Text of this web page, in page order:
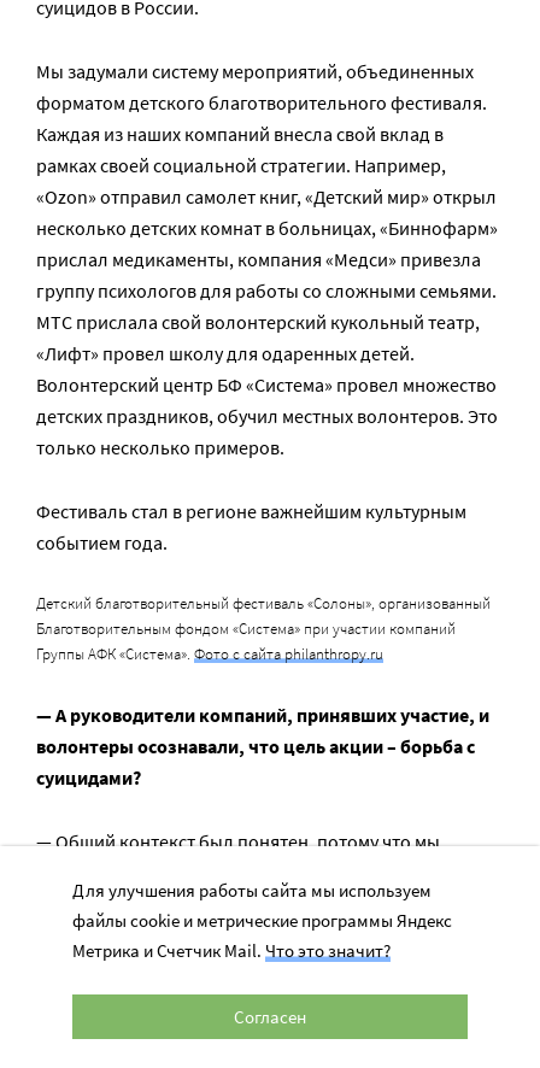
суицидов в России.
Мы задумали систему мероприятий, объединенных
форматом детского благотворительного фестиваля.
Каждая из наших компаний внесла свой вклад в
рамках своей социальной стратегии. Например,
«Ozon» отправил самолет книг, «Детский мир» открыл
несколько детских комнат в больницах, «Биннофарм»
прислал медикаменты, компания «Медси» привезла
группу психологов для работы со сложными семьями.
МТС прислала свой волонтерский кукольный театр,
«Лифт» провел школу для одаренных детей.
Волонтерский центр БФ «Система» провел множество
детских праздников, обучил местных волонтеров. Это
только несколько примеров.
Фестиваль стал в регионе важнейшим культурным
событием года.
Детский благотворительный фестиваль «Солоны», организованный
Благотворительным фондом «Система» при участии компаний
Группы АФК «Система». Фото с сайта philanthropy.ru
— А руководители компаний, принявших участие, и
волонтеры осознавали, что цель акции – борьба с
суицидами?
— Общий контекст был понятен, потому что мы
поехать. Но я вам скажу честно, что при обосновании
того, почему мы едем именно в этот регион, мы все
равно изложили это как позитивную повестку. И мы
расширили цель — не только профилактика
суицидов, но и в целом — повышение уровня
Для улучшения работы сайта мы используем
файлы cookie и метрические программы Яндекс
Метрика и Счетчик Mail. Что это значит?
Согласен